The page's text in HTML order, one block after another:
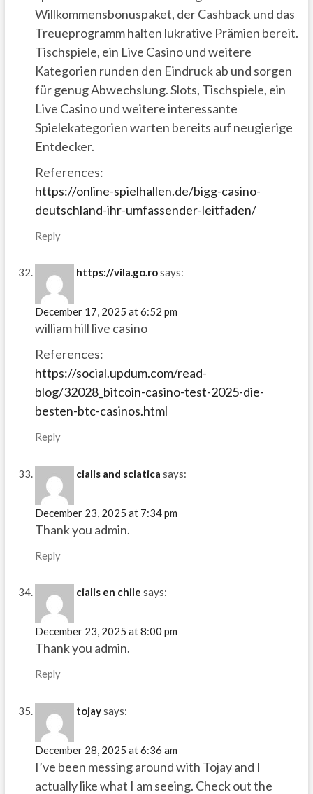
Willkommensbonuspaket, der Cashback und das
Treueprogramm halten lukrative Prämien bereit.
Tischspiele, ein Live Casino und weitere
Kategorien runden den Eindruck ab und sorgen
für genug Abwechslung. Slots, Tischspiele, ein
Live Casino und weitere interessante
Spielekategorien warten bereits auf neugierige
Entdecker.
References:
https://online-spielhallen.de/bigg-casino-
deutschland-ihr-umfassender-leitfaden/
Reply
https://vila.go.rosays:
December 17, 2025 at 6:52 pm
william hill live casino
References:
https://social.updum.com/read-
blog/32028_bitcoin-casino-test-2025-die-
besten-btc-casinos.html
Reply
cialis and sciatica says:
December 23, 2025 at 7:34 pm
Thank you admin.
Reply
cialis en chile says:
December 23, 2025 at 8:00 pm
Thank you admin.
Reply
tojaysays:
December 28, 2025 at 6:36 am
I’ve been messing around with Tojay and I
actually like what I am seeing. Check out the